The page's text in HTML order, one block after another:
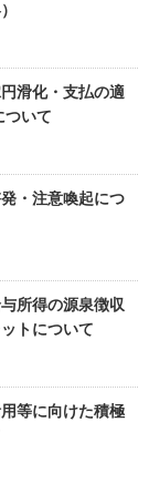
滑化・支払の適
ついて
・注意喚起につ
所得の源泉徴収
トについて
等に向けた積極